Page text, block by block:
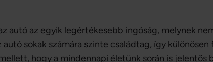
autó az egyik legértékesebb ingóság, melynek
autó sokak számára szinte családtag, így
hogy a mindennapi életünk során is